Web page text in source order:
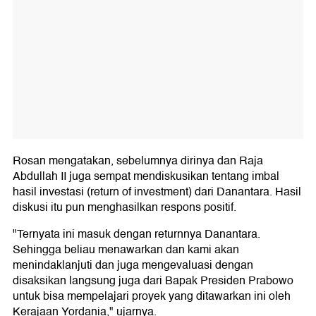
Rosan mengatakan, sebelumnya dirinya dan Raja
Abdullah II juga sempat mendiskusikan tentang imbal
hasil investasi (return of investment) dari Danantara. Hasil
diskusi itu pun menghasilkan respons positif.
"Ternyata ini masuk dengan returnnya Danantara.
Sehingga beliau menawarkan dan kami akan
menindaklanjuti dan juga mengevaluasi dengan
disaksikan langsung juga dari Bapak Presiden Prabowo
untuk bisa mempelajari proyek yang ditawarkan ini oleh
Kerajaan Yordania," ujarnya.